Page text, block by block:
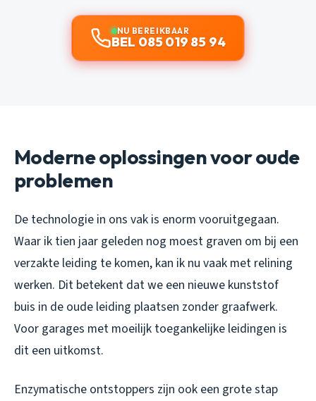
NU BEREIKBAAR
BEL 085 019 85 94
Moderne oplossingen voor oude
problemen
De technologie in ons vak is enorm vooruitgegaan.
Waar ik tien jaar geleden nog moest graven om bij een
verzakte leiding te komen, kan ik nu vaak met relining
werken. Dit betekent dat we een nieuwe kunststof
buis in de oude leiding plaatsen zonder graafwerk.
Voor garages met moeilijk toegankelijke leidingen is
dit een uitkomst.
Enzymatische ontstoppers zijn ook een grote stap